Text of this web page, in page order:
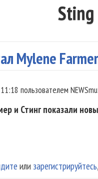
Sting
Mylene
пользователем
и Стинг показали
или зарегистрируйтесь